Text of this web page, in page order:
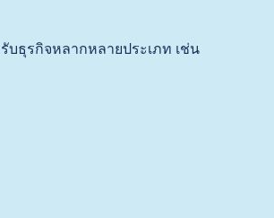
บธุรกิจหลากหลายประเภท เช่น